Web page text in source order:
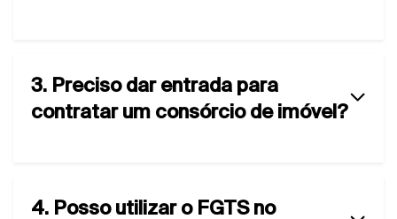
3. Preciso dar entrada para
contratar um consórcio de imóvel?
4. Posso utilizar o FGTS no